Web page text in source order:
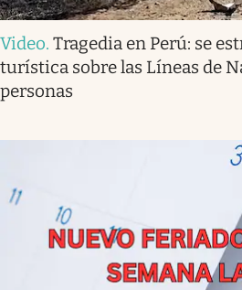
Video. Tragedia en Perú: se
turística sobre las Líneas de
personas